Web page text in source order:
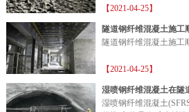
混凝土...
【2021-04-25】
隧道钢纤维混凝土施工
【2021-04-25】
湿喷钢纤维混凝土在隧
湿喷钢纤维混凝土